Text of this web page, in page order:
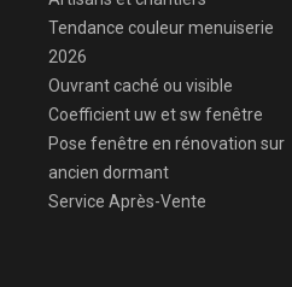
Tendance couleur menuiserie
2026
Ouvrant caché ou visible
Coefficient uw et sw fenêtre
Pose fenêtre en rénovation sur
ancien dormant
Service Après-Vente